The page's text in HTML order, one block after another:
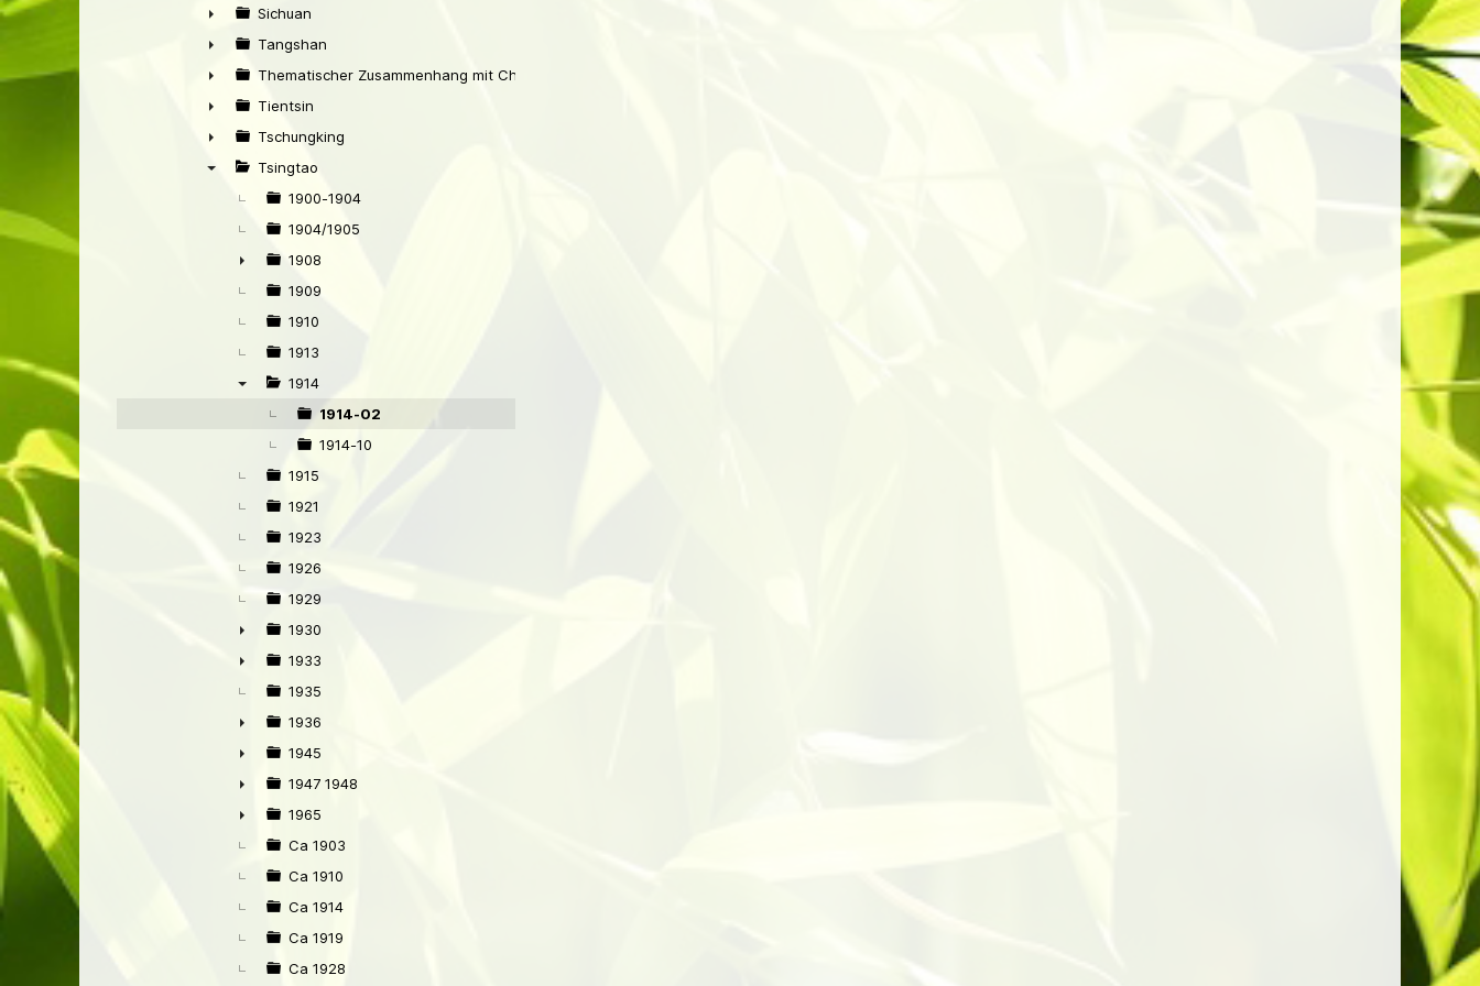
►
►
Sichuan
►
Tangshan
►
Thematischer Zusammenhang mit China
►
Tientsin
►
Tschungking
Tsingtao
1900-1904
1904/1905
►
1908
1909
1910
1913
1914
1914-02
1914-10
1915
1921
1923
1926
1929
►
1930
►
1933
1935
►
1936
►
1945
►
1947 1948
►
1965
Ca 1903
Ca 1910
Ca 1914
Ca 1919
Ca 1928